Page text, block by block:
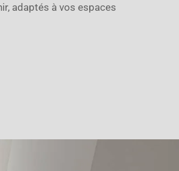
adaptés à vos espaces